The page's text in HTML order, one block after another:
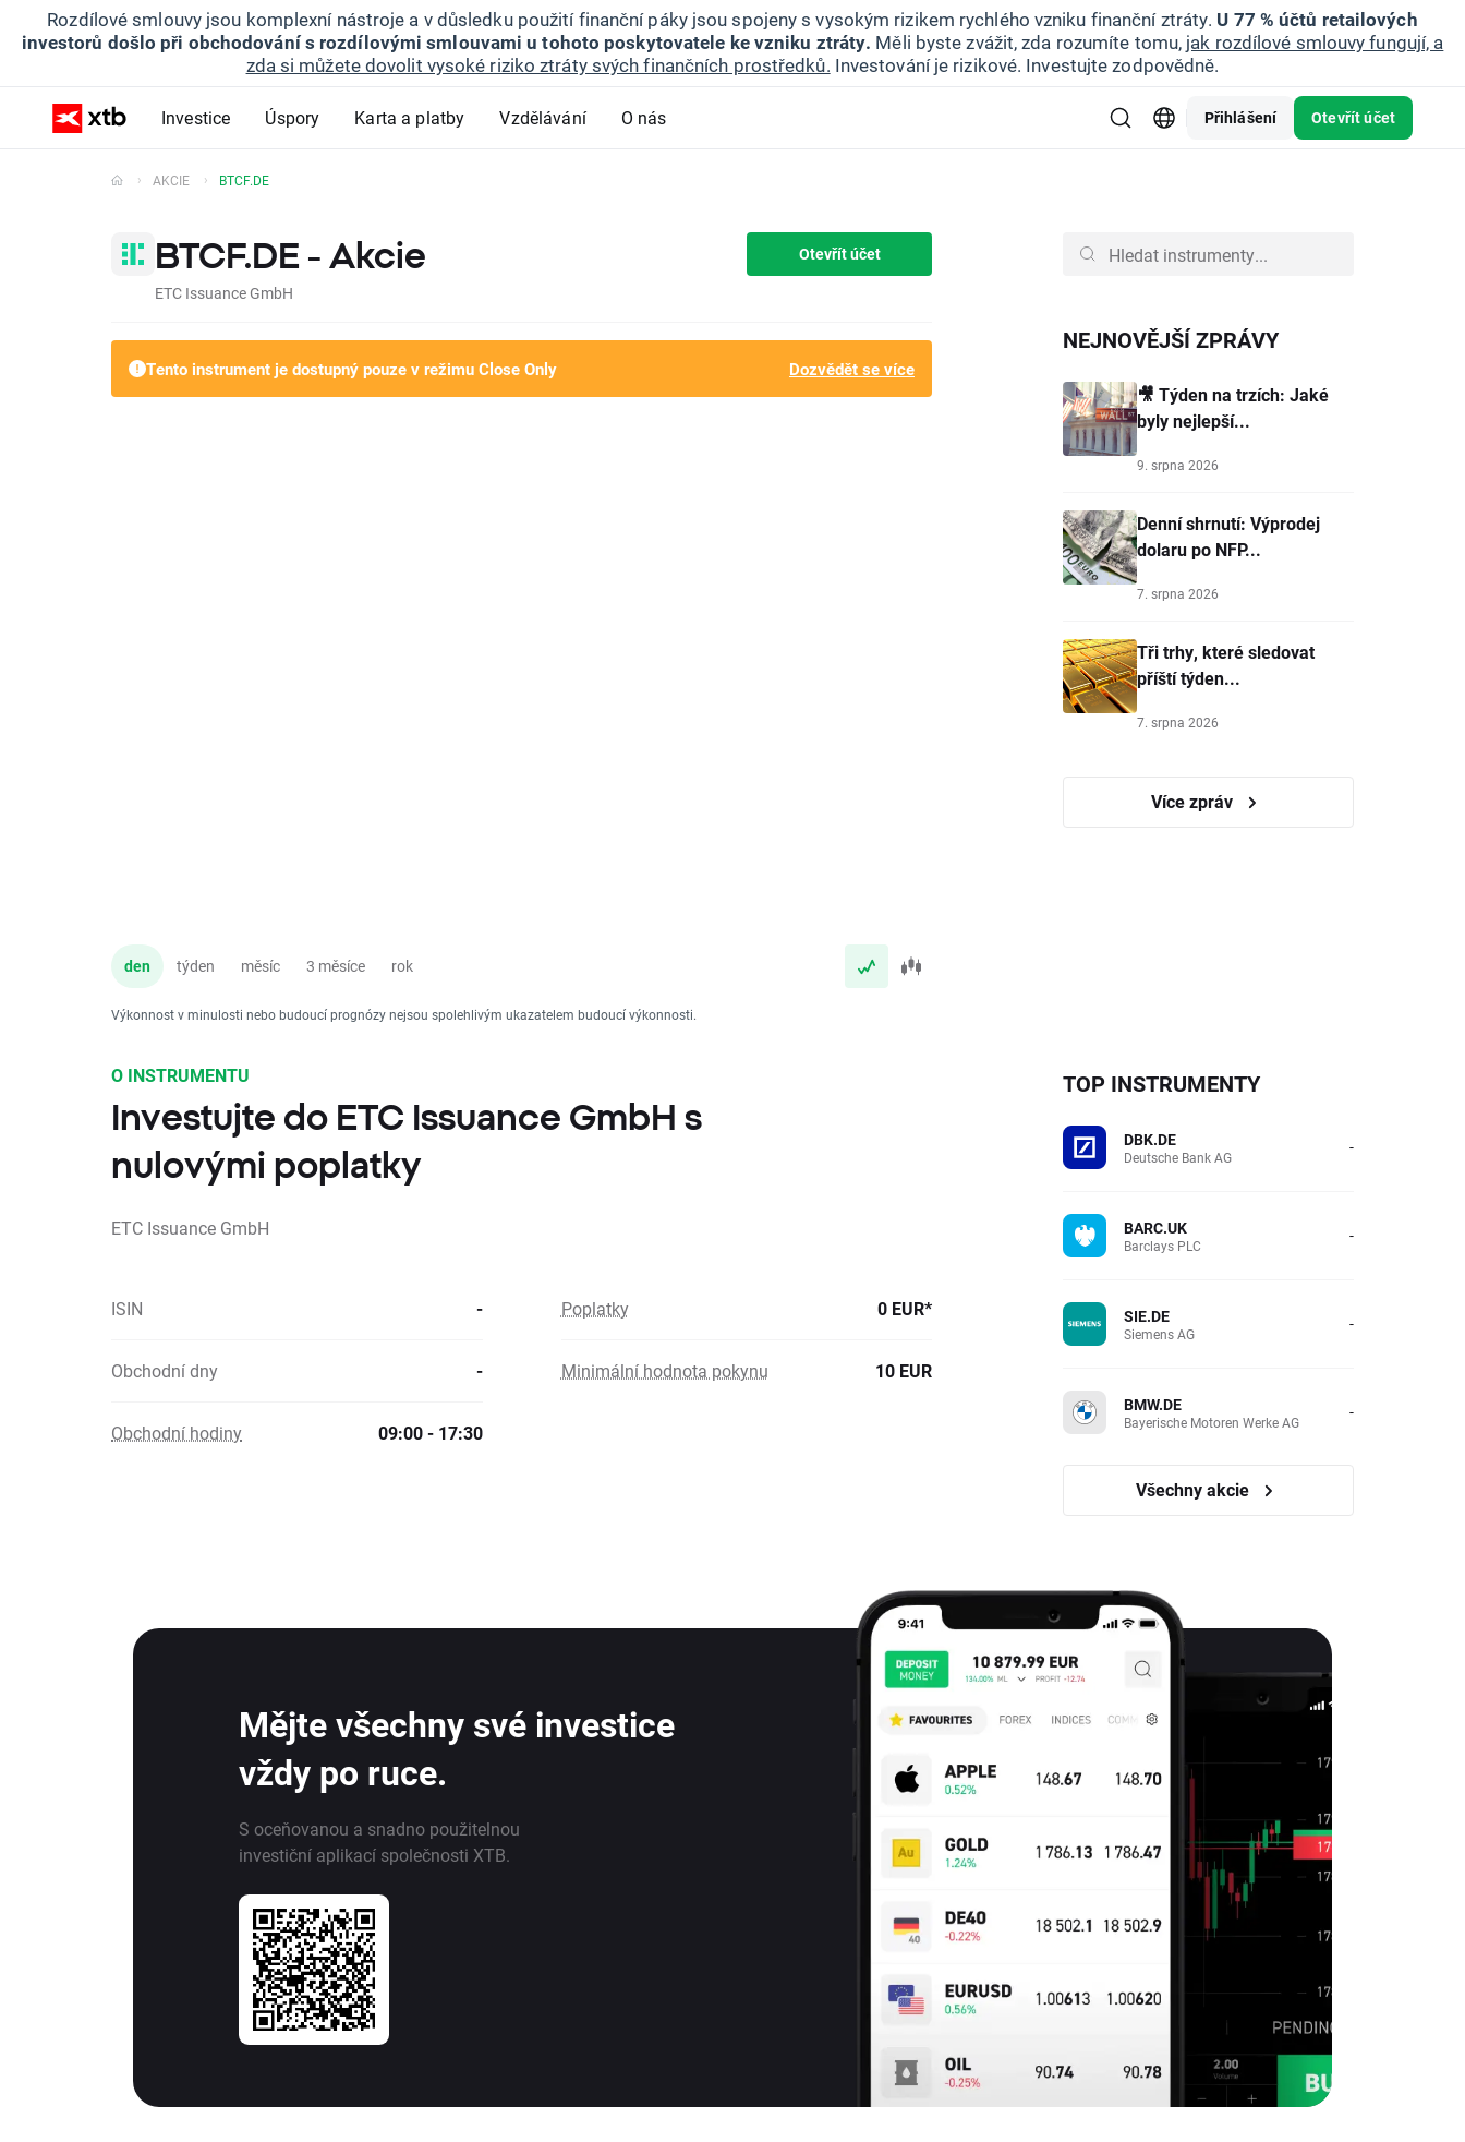
Rozdílové smlouvy jsou komplexní nástroje a v důsledku použití finanční páky jsou spojeny s vysokým rizikem rychlého vzniku finanční ztráty. U 77 % účtů retailových
investorů došlo při obchodování s rozdílovými smlouvami u tohoto poskytovatele ke vzniku ztráty. Měli byste zvážit, zda rozumíte tomu, jak rozdílové smlouvy fungují, a
zda si můžete dovolit vysoké riziko ztráty svých finančních prostředků. Investování je rizikové. Investujte zodpovědně.
Investice Úspory Karta a platby Vzdělávání O nás Přihlášení Otevřít účet
AKCIE BTCF.DE
BTCF.DE - Akcie
ETC Issuance GmbH
Otevřít účet
Tento instrument je dostupný pouze v režimu Close Only Dozvědět se více
den týden měsíc 3 měsíce rok
Výkonnost v minulosti nebo budoucí prognózy nejsou spolehlivým ukazatelem budoucí výkonnosti.
NEJNOVĚJŠÍ ZPRÁVY
🎥 Týden na trzích: Jaké
byly nejlepší...
9. srpna 2026
Denní shrnutí: Výprodej
dolaru po NFP...
7. srpna 2026
Tři trhy, které sledovat
příští týden...
7. srpna 2026
Více zpráv
O INSTRUMENTU
Investujte do ETC Issuance GmbH s
nulovými poplatky
ETC Issuance GmbH
ISIN - Poplatky 0 EUR*
Obchodní dny - Minimální hodnota pokynu 10 EUR
Obchodní hodiny 09:00 - 17:30
TOP INSTRUMENTY
DBK.DE
Deutsche Bank AG -
BARC.UK
Barclays PLC -
SIE.DE
Siemens AG -
BMW.DE
Bayerische Motoren Werke AG -
Všechny akcie
Mějte všechny své investice
vždy po ruce.
S oceňovanou a snadno použitelnou
investiční aplikací společnosti XTB.